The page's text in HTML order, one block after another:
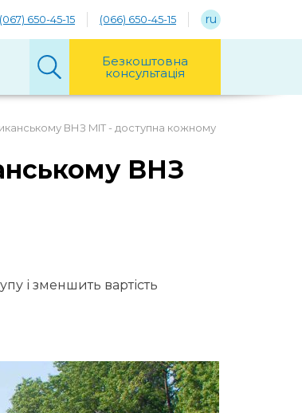
(067) 650-45-15 (066) 650-45-15 ru
Безкоштовна
консультація
ВНЗ MIT - доступна кожному
ВНЗ
і зменшить вартість